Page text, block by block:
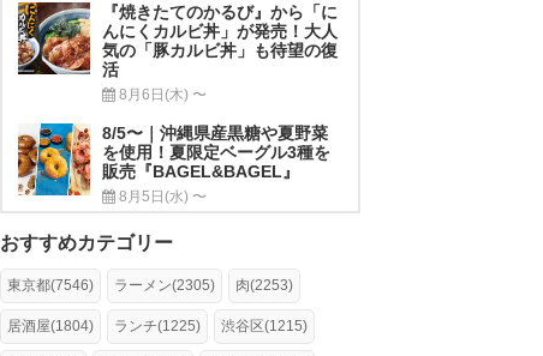
『焼きたてのかるび』から「に
んにくカルビ丼」が発売！大人
気の「豚カルビ丼」も待望の復
活
8月6日(木) 〜
8/5〜｜沖縄県産黒糖や夏野菜
を使用！夏限定ベーグル3種を
販売『BAGEL&BAGEL』
8月5日(水) 〜
おすすめカテゴリー
東京都(7546) ラーメン(2305) 肉(2253)
居酒屋(1804) ランチ(1225) 渋谷区(1215)